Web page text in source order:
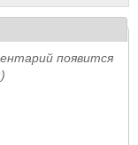
появится